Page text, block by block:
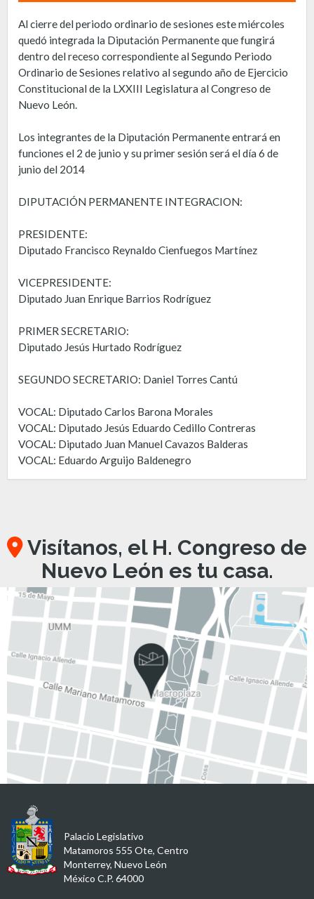
Al cierre del periodo ordinario de sesiones este miércoles
quedó integrada la Diputación Permanente que fungirá
dentro del receso correspondiente al Segundo Periodo
Ordinario de Sesiones relativo al segundo año de Ejercicio
Constitucional de la LXXIII Legislatura al Congreso de
Nuevo León.
Los integrantes de la Diputación Permanente entrará en
funciones el 2 de junio y su primer sesión será el día 6 de
junio del 2014
DIPUTACIÓN PERMANENTE INTEGRACION:
PRESIDENTE:
Diputado Francisco Reynaldo Cienfuegos Martínez
VICEPRESIDENTE:
Diputado Juan Enrique Barrios Rodríguez
PRIMER SECRETARIO:
Diputado Jesús Hurtado Rodríguez
SEGUNDO SECRETARIO: Daniel Torres Cantú
VOCAL: Diputado Carlos Barona Morales
VOCAL: Diputado Jesús Eduardo Cedillo Contreras
VOCAL: Diputado Juan Manuel Cavazos Balderas
VOCAL: Eduardo Arguijo Baldenegro
Visítanos, el H. Congreso de
Nuevo León es tu casa.
Palacio Legislativo
Matamoros 555 Ote, Centro
Monterrey, Nuevo León
México C.P. 64000